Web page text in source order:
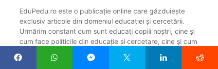
EduPedu.ro este o publicație online care găzduiește
exclusiv articole din domeniul educației și cercetării.
Urmărim constant cum sunt educați copiii noștri, cine și
cum face politicile din educație și cercetare, cine și cum
care trăim sunt sistemele de educație și cercetare.